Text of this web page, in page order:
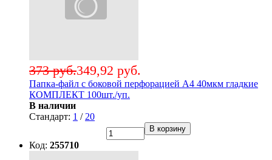
349,92 руб.
373 руб.
Папка-файл с боковой перфорацией А4 40мкм гладкие
КОМПЛЕКТ 100шт./уп.
В наличии
Стандарт: 1 / 20
В корзину
Код: 255710